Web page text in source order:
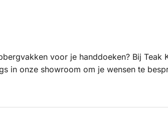
voor je handdoeken? Bij Teak
in onze showroom om je wensen te